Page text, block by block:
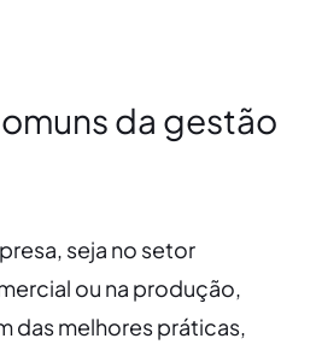
da gestão
seja no setor
ou na produção,
das melhores práticas,